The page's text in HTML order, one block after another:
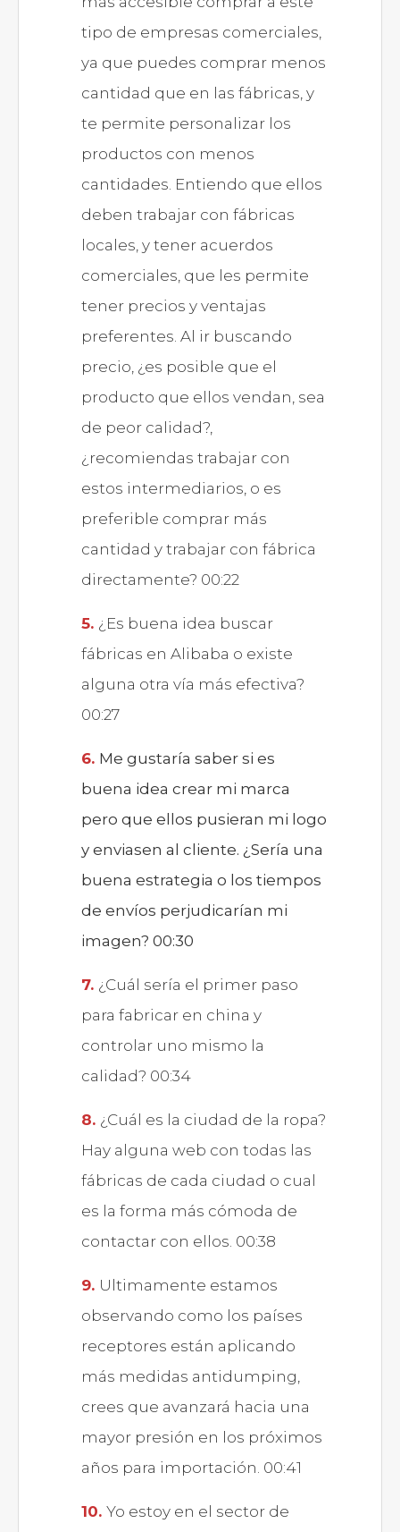
tipo de empresas comerciales,
ya que puedes comprar menos
cantidad que en las fábricas, y
te permite personalizar los
productos con menos
cantidades. Entiendo que ellos
deben trabajar con fábricas
locales, y tener acuerdos
comerciales, que les permite
tener precios y ventajas
preferentes. Al ir buscando
precio, ¿es posible que el
producto que ellos vendan, sea
de peor calidad?,
¿recomiendas trabajar con
estos intermediarios, o es
preferible comprar más
cantidad y trabajar con fábrica
directamente? 00:22
¿Es buena idea buscar
fábricas en Alibaba o existe
alguna otra vía más efectiva?
00:27
Me gustaría saber si es
buena idea crear mi marca
pero que ellos pusieran mi logo
y enviasen al cliente. ¿Sería una
buena estrategia o los tiempos
de envíos perjudicarían mi
imagen? 00:30
¿Cuál sería el primer paso
para fabricar en china y
controlar uno mismo la
calidad? 00:34
¿Cuál es la ciudad de la ropa?
Hay alguna web con todas las
fábricas de cada ciudad o cual
es la forma más cómoda de
contactar con ellos. 00:38
Ultimamente estamos
observando como los países
receptores están aplicando
más medidas antidumping,
crees que avanzará hacia una
mayor presión en los próximos
años para importación. 00:41
Yo estoy en el sector de